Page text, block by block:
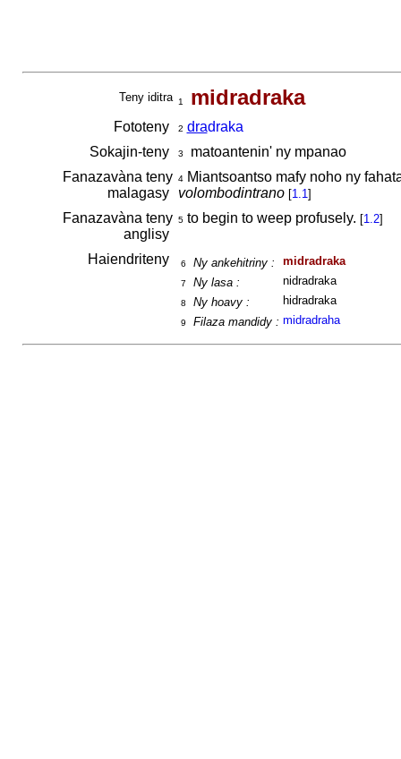
Teny iditra 1 midradraka
Fototeny 2 dradraka
Sokajin-teny
3
matoantenin' ny mpanao
Fanazavàna teny
malagasy
4Miantsoantso mafy noho ny
volombodintrano [1.1]
Fanazavàna teny
anglisy
5to begin to weep profusely. [1.2]
Haiendriteny 6 Ny ankehitriny : midradraka
7 Ny lasa : nidradraka
8 Ny hoavy : hidradraka
9 Filaza mandidy : midradraha